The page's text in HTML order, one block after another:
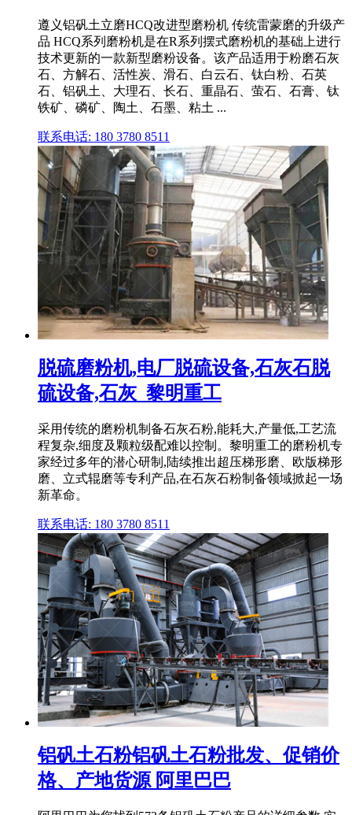
遵义铝矾土立磨HCQ改进型磨粉机 传统雷蒙磨的升级产
品 HCQ系列磨粉机是在R系列摆式磨粉机的基础上进行
技术更新的一款新型磨粉设备。该产品适用于粉磨石灰
石、方解石、活性炭、滑石、白云石、钛白粉、石英
石、铝矾土、大理石、长石、重晶石、萤石、石膏、钛
铁矿、磷矿、陶土、石墨、粘土 ...
联系电话: 180 3780 8511
脱硫磨粉机,电厂脱硫设备,石灰石脱
硫设备,石灰_黎明重工
采用传统的磨粉机制备石灰石粉,能耗大,产量低,工艺流
程复杂,细度及颗粒级配难以控制。黎明重工的磨粉机专
家经过多年的潜心研制,陆续推出超压梯形磨、欧版梯形
磨、立式辊磨等专利产品,在石灰石粉制备领域掀起一场
新革命。
联系电话: 180 3780 8511
铝矾土石粉铝矾土石粉批发、促销价
格、产地货源 阿里巴巴